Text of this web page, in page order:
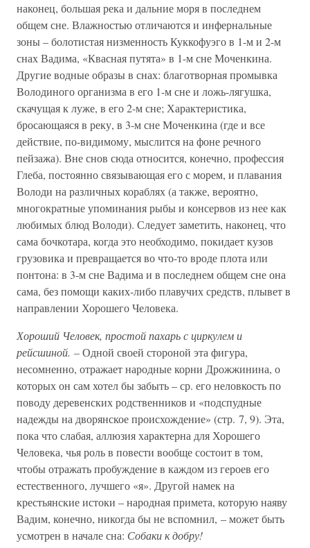
наконец, большая река и дальние моря в последнем
общем сне. Влажностью отличаются и инфернальные
зоны – болотистая низменность Куккофуэго в 1-м и 2-м
снах Вадима, «Квасная путята» в 1-м сне Моченкина.
Другие водные образы в снах: благотворная промывка
Володиного организма в его 1-м сне и ложь-лягушка,
скачущая к луже, в его 2-м сне; Характеристика,
бросающаяся в реку, в 3-м сне Моченкина (где и все
действие, по-видимому, мыслится на фоне речного
пейзажа). Вне снов сюда относится, конечно, профессия
Глеба, постоянно связывающая его с морем, и плавания
Володи на различных кораблях (а также, вероятно,
многократные упоминания рыбы и консервов из нее как
любимых блюд Володи). Следует заметить, наконец, что
сама бочкотара, когда это необходимо, покидает кузов
грузовика и превращается во что-то вроде плота или
понтона: в 3-м сне Вадима и в последнем общем сне она
сама, без помощи каких-либо плавучих средств, плывет в
направлении Хорошего Человека.
Хороший Человек, простой пахарь с циркулем и
рейсшиной. –Одной своей стороной эта фигура,
несомненно, отражает народные корни Дрожжинина, о
которых он сам хотел бы забыть – ср. его неловкость по
поводу деревенских родственников и «подспудные
надежды на дворянское происхождение» (стр. 7, 9). Эта,
пока что слабая, аллюзия характерна для Хорошего
Человека, чья роль в повести вообще состоит в том,
чтобы отражать пробуждение в каждом из героев его
естественного, лучшего «я». Другой намек на
крестьянские истоки – народная примета, которую наяву
Вадим, конечно, никогда бы не вспомнил, – может быть
усмотрен в начале сна: Собаки к добру!